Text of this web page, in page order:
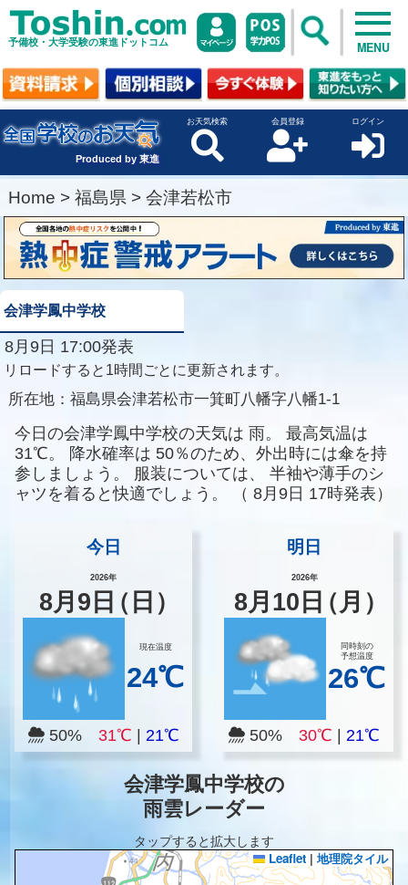
予備校・大学受験の東進ドットコム MENU
Produced by 東進
お天気検索 会員登録 ログイン
Home > 福島県 > 会津若松市
会津学鳳中学校
8月9日 17:00発表
リロードすると1時間ごとに更新されます。
所在地： 福島県会津若松市一箕町八幡字八幡1-1
今日の会津学鳳中学校の天気は 雨。
最高気温は
31℃。
降水確率は 50％のため、外出時には傘を持
参しましょう。
服装については、
半袖や薄手のシ
ャツを着ると快適でしょう。
（ 8月9日 17時発表）
今日
2026年
8月 9 日（日）
現在温度
24℃
50% 31℃ 21℃
明日
2026年
8月 10 日（月）
同時刻の
予想温度
26℃
50%30℃ |21℃
会津学鳳中学校の
雨雲レーダー
タップすると拡大します
Leaflet | 地理院タイル